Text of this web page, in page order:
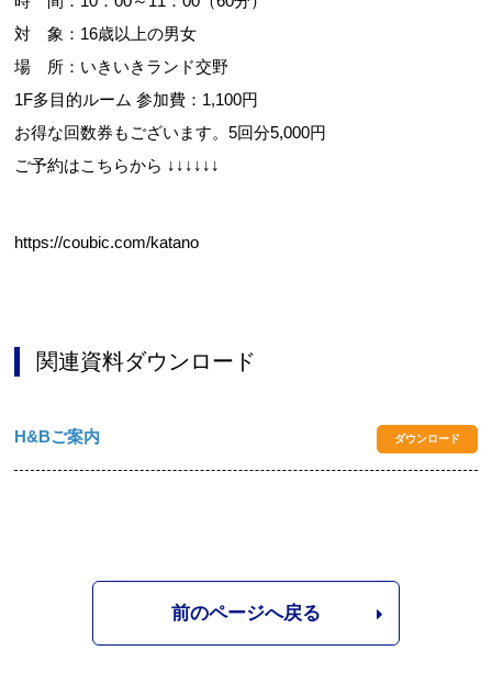
対 象：16歳以上の男女
場 所：いきいきランド交野
1F多目的ルーム 参加費：1,100円
お得な回数券もございます。5回分5,000円
ご予約はこちらから ↓↓↓↓↓↓
https://coubic.com/katano
関連資料ダウンロード
H&Bご案内 ダウンロード
前のページへ戻る